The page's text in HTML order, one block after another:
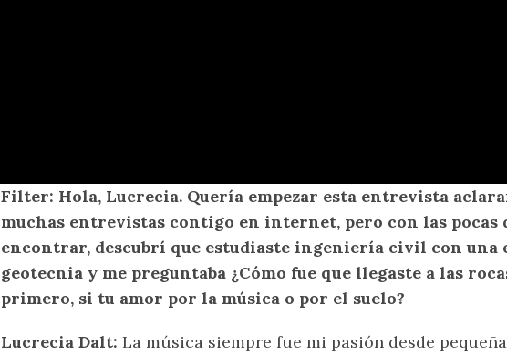
Filter: Hola, Lucrecia. Quería empezar esta entrevista
muchas entrevistas contigo en internet, pero con las pocas
encontrar, descubrí que estudiaste ingeniería civil con una
geotecnia y me preguntaba ¿Cómo fue que llegaste a las
primero, si tu amor por la música o por el suelo?
Lucrecia Dalt: La música siempre fue mi pasión desde